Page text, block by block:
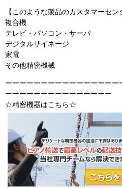
【このような製品のカスタマーセン
複合機
テレビ・パソコン・サーバ
デジタルサイネージ
家電
その他精密機械
ーーーーーーーーーーーーーーー
ーーーーーーーーーーーーーーー
☆精密機器はこちら☆